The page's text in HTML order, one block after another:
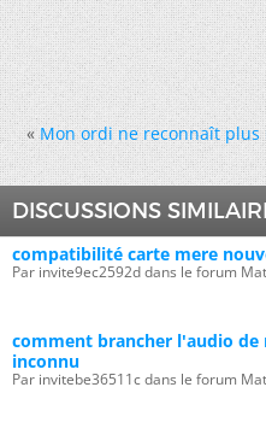
« Mon ordi ne reconnaît
DISCUSSIONS
compatibilité carte mere
Par invite9ec2592d dans le forum
comment brancher l'audio de
inconnu
Par invitebe36511c dans le forum